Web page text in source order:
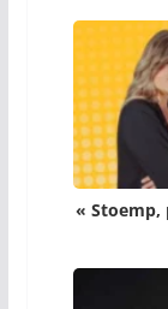
« Stoemp,